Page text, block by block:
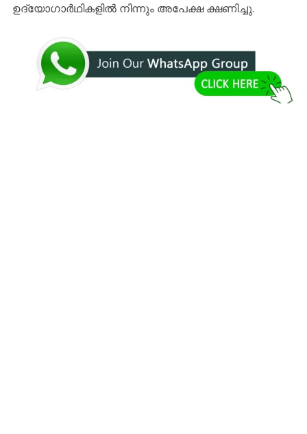
ഉദ്യോഗാര്‍ഥികളില്‍ നിന്നും അപേക്ഷ ക്ഷണിച്ചു.